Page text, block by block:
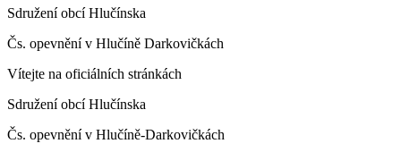
Sdružení obcí Hlučínska
Čs. opevnění v Hlučíně Darkovičkách
Vítejte na oficiálních stránkách
Sdružení obcí Hlučínska
Čs. opevnění v Hlučíně-Darkovičkách